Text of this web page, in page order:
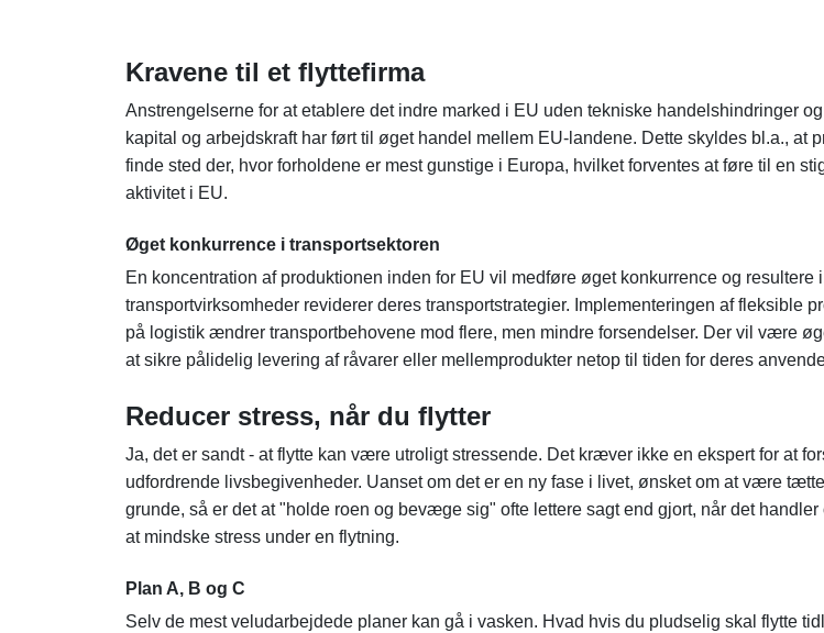
Kravene til et flyttefirma
Anstrengelserne for at etablere det indre marked i EU uden tekniske handelshindringer
kapital og arbejdskraft har ført til øget handel mellem EU-landene. Dette skyldes bl.a., at
finde sted der, hvor forholdene er mest gunstige i Europa, hvilket forventes at føre til en
aktivitet i EU.
Øget konkurrence i transportsektoren
En koncentration af produktionen inden for EU vil medføre øget konkurrence og resultere
transportvirksomheder reviderer deres transportstrategier. Implementeringen af fleksible
på logistik ændrer transportbehovene mod flere, men mindre forsendelser. Der vil være
at sikre pålidelig levering af råvarer eller mellemprodukter netop til tiden for deres
Reducer stress, når du flytter
Ja, det er sandt - at flytte kan være utroligt stressende. Det kræver ikke en ekspert for at
udfordrende livsbegivenheder. Uanset om det er en ny fase i livet, ønsket om at være
grunde, så er det at "holde roen og bevæge sig" ofte lettere sagt end gjort, når det handler
at mindske stress under en flytning.
Plan A, B og C
Selv de mest veludarbejdede planer kan gå i vasken. Hvad hvis du pludselig skal flytte